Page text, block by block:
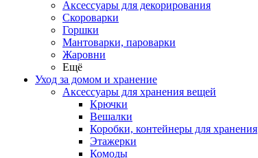
Аксессуары для декорирования
Скороварки
Горшки
Мантоварки, пароварки
Жаровни
Ещё
Уход за домом и хранение
Аксессуары для хранения вещей
Крючки
Вешалки
Коробки, контейнеры для хранения
Этажерки
Комоды